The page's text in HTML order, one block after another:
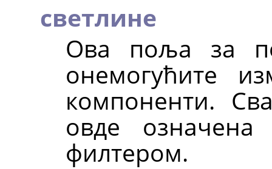
светлине
Ова поља за
онемогућите
компоненти.
овде
филтером.